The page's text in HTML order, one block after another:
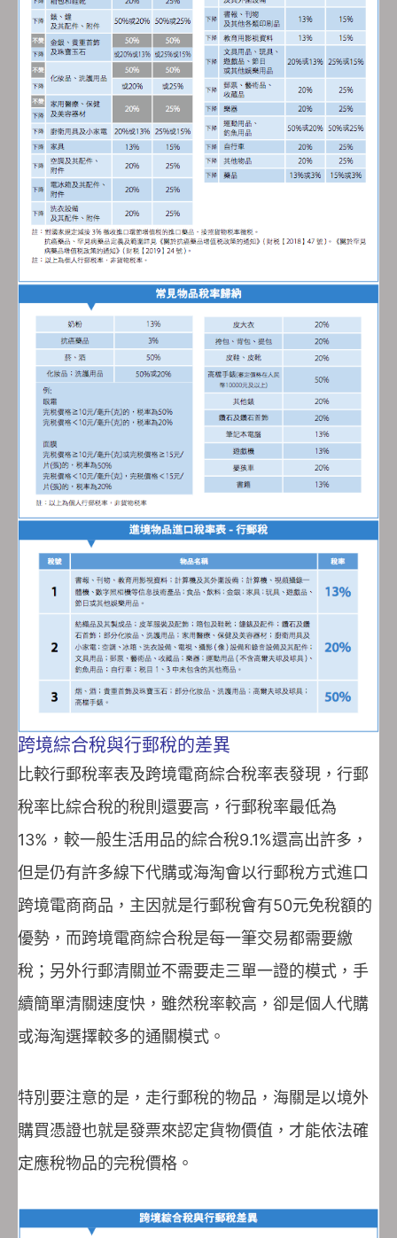
跨境綜合稅與行郵稅的差異
比較行郵稅率表及跨境電商綜合稅率表發現，行郵
稅率比綜合稅的稅則還要高，行郵稅率最低為
13%，較一般生活用品的綜合稅9.1%還高出許多，
但是仍有許多線下代購或海淘會以行郵稅方式進口
跨境電商商品，主因就是行郵稅會有50元免稅額的
優勢，而跨境電商綜合稅是每一筆交易都需要繳
稅；另外行郵清關並不需要走三單一證的模式，手
續簡單清關速度快，雖然稅率較高，卻是個人代購
或海淘選擇較多的通關模式。
特別要注意的是，走行郵稅的物品，海關是以境外
購買憑證也就是發票來認定貨物價值，才能依法確
定應稅物品的完稅價格。